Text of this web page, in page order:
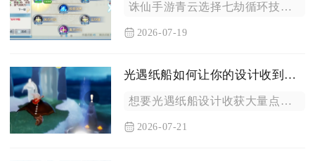
诛仙手游青云选择七劫循环技能，核心原因是这套循环可以做到无输...
2026-07-19
光遇纸船如何让你的设计收到更多赞
想要光遇纸船设计收获大量点赞，核心依靠黄金点位选择、高共鸣文...
2026-07-21